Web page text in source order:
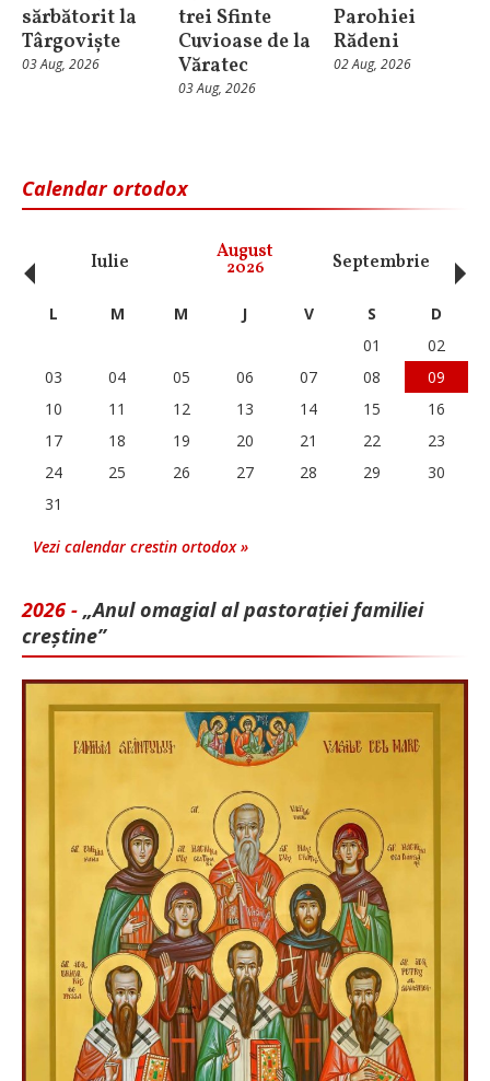
sărbătorit la
Târgoviște
03 Aug, 2026
trei Sfinte
Cuvioase de la
Văratec
03 Aug, 2026
Parohiei
Rădeni
02 Aug, 2026
Calendar ortodox
Iulie August
2026 Septembrie
‹ L M M J V S
D
01
02
03
04 05 06 07 08
09
10
11 12 13 14 15
16
17
18 19 20 21 22
23
24
25 26 27 28 29
30
31
Vezi calendar crestin ortodox »
2026 - „Anul omagial al pastorației familiei
creștine”